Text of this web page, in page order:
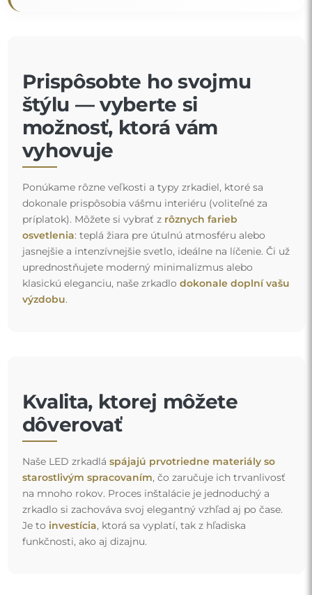
Prispôsobte ho svojmu
štýlu — vyberte si
možnosť, ktorá vám
vyhovuje
Ponúkame rôzne veľkosti a typy zrkadiel, ktoré sa
dokonale prispôsobia vášmu interiéru (voliteľné za
príplatok). Môžete si vybrať z rôznych farieb
osvetlenia: teplá žiara pre útulnú atmosféru alebo
jasnejšie a intenzívnejšie svetlo, ideálne na líčenie. Či už
uprednostňujete moderný minimalizmus alebo
klasickú eleganciu, naše zrkadlo dokonale doplní vašu
výzdobu.
Kvalita, ktorej môžete
dôverovať
Naše LED zrkadlá spájajú prvotriedne materiály so
starostlivým spracovaním, čo zaručuje ich trvanlivosť
na mnoho rokov. Proces inštalácie je jednoduchý a
zrkadlo si zachováva svoj elegantný vzhľad aj po čase.
Je to investícia, ktorá sa vyplatí, tak z hľadiska
funkčnosti, ako aj dizajnu.